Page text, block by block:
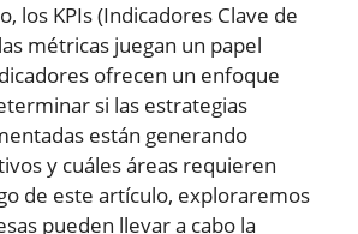
los KPIs (Indicadores Clave de
métricas juegan un papel
ofrecen un enfoque
si las estrategias
están generando
y cuáles áreas requieren
de este artículo, exploraremos
pueden llevar a cabo la